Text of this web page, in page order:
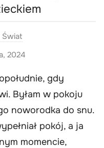
2024
gdy
Byłam w pokoju
noworodka do snu.
pokój, a ja
momencie,